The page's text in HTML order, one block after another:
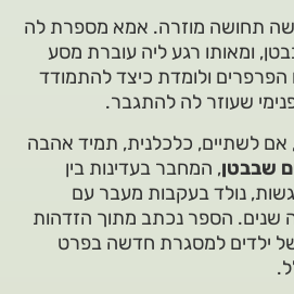
תחושה מוזרה. אמא מספרת לה
ומאותו רגע ליה עוברת מסע
ולומדת כיצד להתמודד
שעוזר לה להתגבר.
אם לשתיים, כלכלנית, תמיד אהבה
שבבטן, המחבר בעדינות בין
נולד בעקבות מעבר עם
הספר נכתב מתוך הזדהות
ילדים למסגרת חדשה בפרט